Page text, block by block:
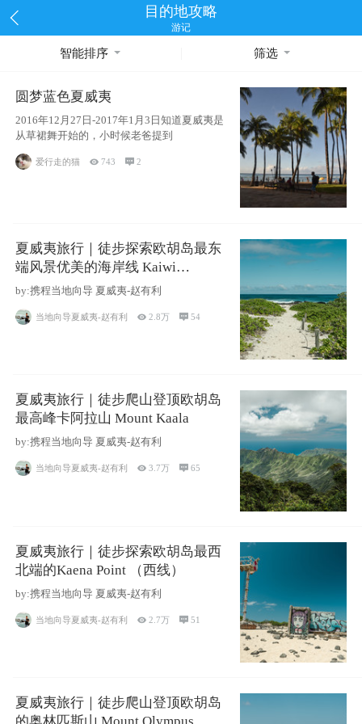
目的地攻略
游记
智能排序 筛选
圆梦蓝色夏威夷
2016年12月27日-2017年1月3日知道夏威夷是
从草裙舞开始的，小时候老爸提到
爱行走的猫 743 2
夏威夷旅行｜徒步探索欧胡岛最东
端风景优美的海岸线 Kaiwi
Shoreline Trail
by:携程当地向导 夏威夷-赵有利
当地向导夏威夷-赵有利 2.8万  54
夏威夷旅行｜徒步爬山登顶欧胡岛
最高峰卡阿拉山 Mount Kaala
by:携程当地向导 夏威夷-赵有利
当地向导夏威夷-赵有利 3.7万 65
夏威夷旅行｜徒步探索欧胡岛最西
北端的Kaena Point （西线）
by:携程当地向导 夏威夷-赵有利
当地向导夏威夷-赵有利 2.7万  51
夏威夷旅行｜徒步爬山登顶欧胡岛